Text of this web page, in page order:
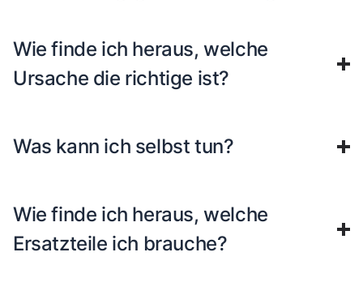
Wie finde ich heraus, welche
Ursache die richtige ist?
Was kann ich selbst tun?
Wie finde ich heraus, welche
Ersatzteile ich brauche?